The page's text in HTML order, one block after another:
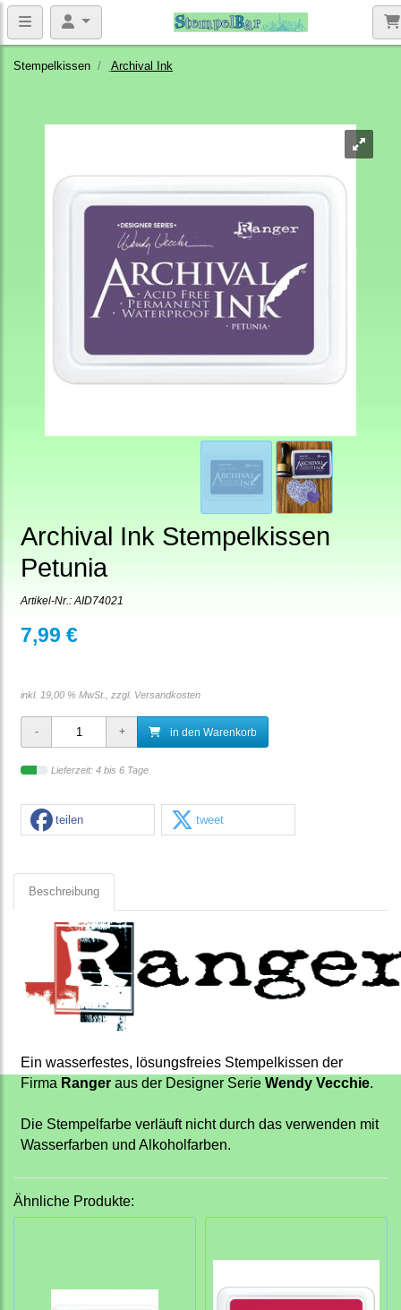
Stempelkissen Archival Ink
Archival Ink Stempelkissen
Petunia
Artikel-Nr.: AID74021
7,99 €
inkl. 19,00 % MwSt., zzgl. Versandkosten
in den Warenkorb
Lieferzeit: 4 bis 6 Tage
teilen tweet
Beschreibung
Ein wasserfestes, lösungsfreies Stempelkissen der
Firma Ranger aus der Designer Serie Wendy Vecchie.
Die Stempelfarbe verläuft nicht durch das verwenden mit
Wasserfarben und Alkoholfarben.
Ähnliche Produkte: